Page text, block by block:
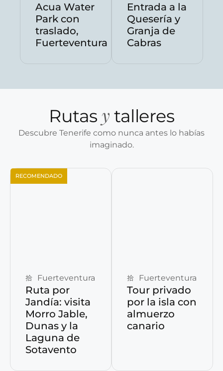
Acua Water
Park con
traslado,
Fuerteventura
Entrada a la
Quesería y
Granja de
Cabras
Rutas y talleres
Descubre Tenerife como nunca antes lo habías
imaginado.
RECOMENDADO
Fuerteventura
Ruta por
Jandía: visita
Morro Jable,
Dunas y la
Laguna de
Sotavento
Fuerteventura
Tour privado
por la isla con
almuerzo
canario